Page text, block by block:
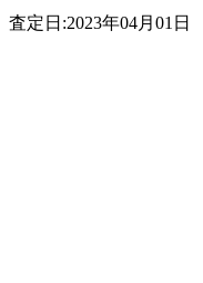
査定日:2023年04月01日